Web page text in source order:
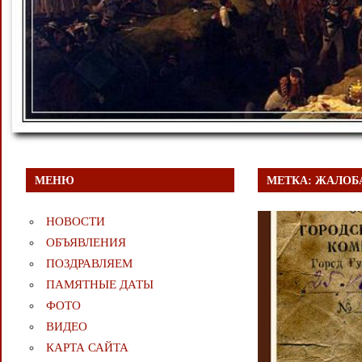
МЕТКА:
МЕНЮ
НОВОСТИ
ОБЪЯВЛЕНИЯ
ПОЗДРАВЛЯЕМ
ПАМЯТНЫЕ ДАТЫ
ФОТО
ВИДЕО
КАРТА САЙТА